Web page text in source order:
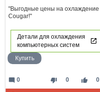
"Выгодные цены на охлаждение
Cougar!"
Детали для охлаждения
компьютерных систем
Купить
thumb_down 0 thumb_up 0
mode_comment 0